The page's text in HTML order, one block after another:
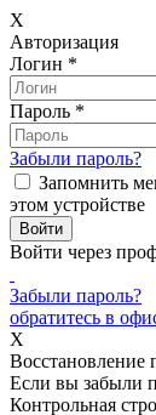
X
Авторизация
Логин *
Пароль *
Забыли пароль?
Запомнить
этом устройстве
Войти через
Забыли пароль?
обратитесь в
X
Восстановление
Если вы забыли
Контрольная